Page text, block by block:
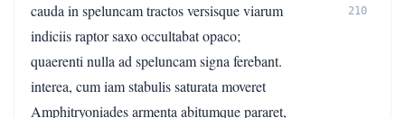
cauda in speluncam tractos versisque viarum
210
indiciis raptor saxo occultabat opaco;
quaerenti nulla ad speluncam signa ferebant.
interea, cum iam stabulis saturata moveret
Amphitryoniades armenta abitumque pararet,